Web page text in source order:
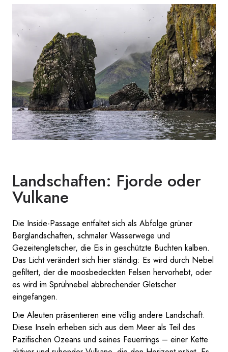
Landschaften: Fjorde oder
Vulkane
Die Inside-Passage entfaltet sich als Abfolge grüner
Berglandschaften, schmaler Wasserwege und
Gezeitengletscher, die Eis in geschützte Buchten kalben.
Das Licht verändert sich hier ständig: Es wird durch Nebel
gefiltert, der die moosbedeckten Felsen hervorhebt, oder
es wird im Sprühnebel abbrechender Gletscher
eingefangen.
Die Aleuten präsentieren eine völlig andere Landschaft.
Diese Inseln erheben sich aus dem Meer als Teil des
Pazifischen Ozeans und seines Feuerrings – einer Kette